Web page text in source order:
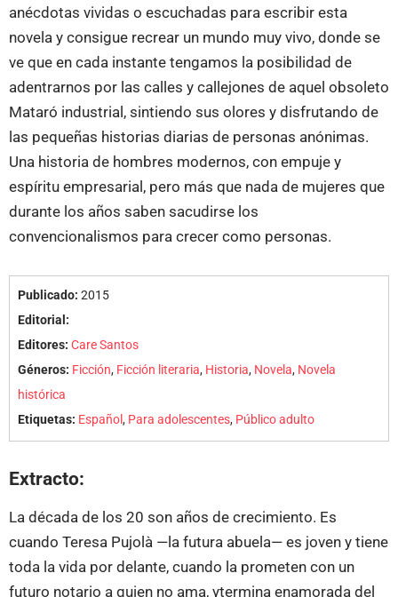
anécdotas vividas o escuchadas para escribir esta
novela y consigue recrear un mundo muy vivo, donde se
ve que en cada instante tengamos la posibilidad de
adentrarnos por las calles y callejones de aquel obsoleto
Mataró industrial, sintiendo sus olores y disfrutando de
las pequeñas historias diarias de personas anónimas.
Una historia de hombres modernos, con empuje y
espíritu empresarial, pero más que nada de mujeres que
durante los años saben sacudirse los
convencionalismos para crecer como personas.
Publicado: 2015
Editorial:
Editores: Care Santos
Géneros: Ficción, Ficción literaria, Historia, Novela, Novela
histórica
Etiquetas: Español, Para adolescentes, Público adulto
Extracto:
La década de los 20 son años de crecimiento. Es
cuando Teresa Pujolà —la futura abuela— es joven y tiene
toda la vida por delante, cuando la prometen con un
futuro notario a quien no ama, y​​termina enamorada del